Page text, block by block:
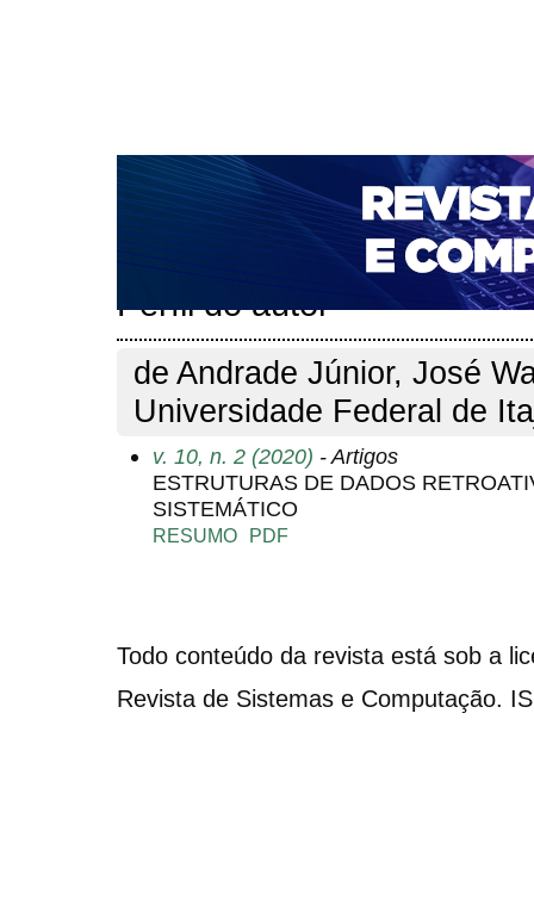
CAPA SOBRE ACESSO CADASTRO
NOTÍCIAS
PORTAL DE REVISTAS DA UNIFACS
PARA AVALIADORES
NOVA SUBMISSÃO
Perfil do autor
de Andrade Júnior, José
Universidade Federal de
v. 10, n. 2 (2020) - Artigos
ESTRUTURAS DE DADOS
SISTEMÁTICO
RESUMO PDF
Todo conteúdo da revista está sob a
Revista de Sistemas e Computação.